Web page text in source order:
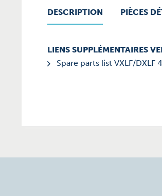
DESCRIPTION PIÈCES
LIENS SUPPLÉMENTAIRES
Spare parts list VXLF/